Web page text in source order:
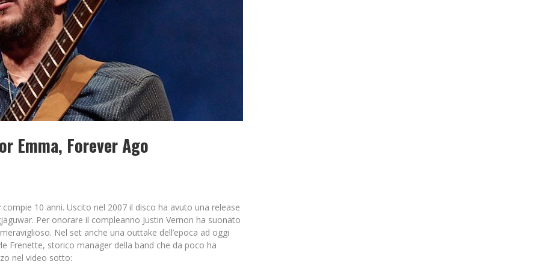
Emma, Forever Ago
compie 10 anni. Uscito nel 2007 il disco ha avuto una release
Per onorare il compleanno Justin Vernon ha suonato
Nel set anche una outtake dell’epoca ad oggi
Frenette, storico manager della band che da poco ha
nel video sotto: